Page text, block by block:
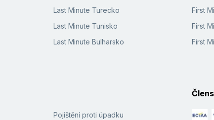
Last Minute Turecko
Last Minute Tunisko
Last Minute Bulharsko
First
First
First
Pojištění proti úpadku